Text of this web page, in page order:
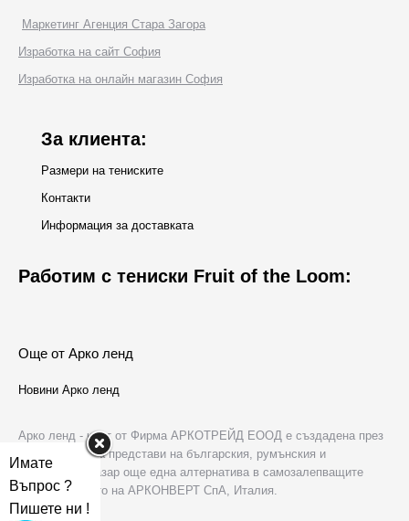
opens
in
new
Маркетинг Агенция Стара Загора
Изработка на сайт София
Изработка на онлайн магазин София
За клиента:
Размери на тениските
Контакти
Информация за доставката
Работим с тениски Fruit of the Loom:
Още от Арко ленд
Новини Арко ленд
Арко ленд - част от Фирма АРКОТРЕЙД ЕООД е създадена през
2006 г. с цел да представи на българския, румънския и
молдовския пазар още една алтернатива в самозалепващите
хартии в лицето на АРКОНВЕРТ СпА, Италия.
За нас
Имате
Въпрос ?
Пишете ни !